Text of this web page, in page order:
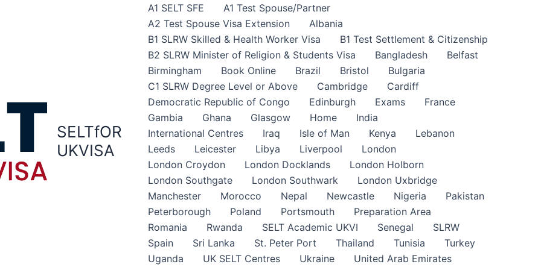
SELTfOR
UKVISA
A1 SELT SFE
A1 Test Spouse/Partner
A2 Test Spouse Visa Extension
Albania
B1 SLRW Skilled & Health Worker Visa
B1 Test Settlement & Citizenship
B2 SLRW Minister of Religion & Students Visa
Bangladesh
Belfast
Birmingham
Book Online Brazil Bristol
Bulgaria
C1 SLRW Degree Level or Above
Cambridge
Cardiff
Democratic Republic of Congo
Edinburgh Exams
France
Gambia
Ghana Glasgow Home
India
International Centres
Iraq Isle of Man Kenya
Lebanon
Leeds
Leicester Libya Liverpool
London
London Croydon
London Docklands
London Holborn
London Southgate
London Southwark
London Uxbridge
Manchester
Morocco Nepal Newcastle Nigeria
Pakistan
Peterborough
Poland Portsmouth
Preparation Area
Romania
Rwanda SELT Academic UKVI Senegal
SLRW
Spain
Sri Lanka St. Peter Port Thailand Tunisia
Turkey
Uganda
UK SELT Centres Ukraine
United Arab Emirates